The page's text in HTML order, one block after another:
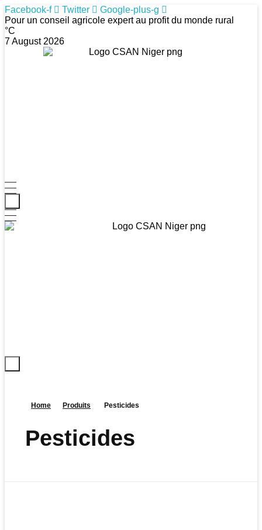
Facebook-f Twitter
Google-plus-g
Pour un conseil agricole expert au profit du monde rural
°C
7 August 2026
Home Produits Pesticides
Pesticides